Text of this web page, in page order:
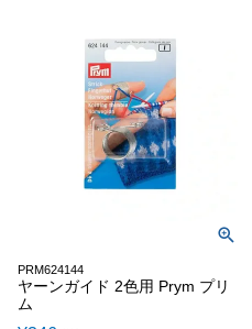
PRM624144
ヤーンガイド 2色用 Prym プリ
ム